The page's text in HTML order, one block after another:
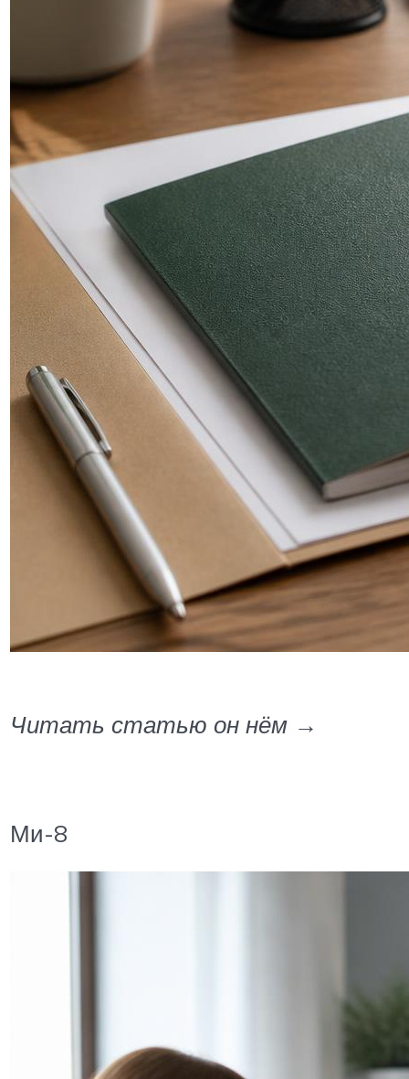
Читать статью он нём →
Ми-8